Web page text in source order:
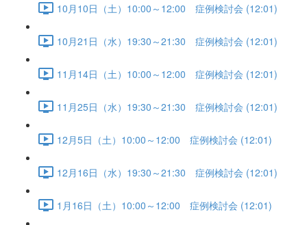
10月10日（土）10:00～12:00 症例検討会 (12:01)
10月21日（水）19:30～21:30 症例検討会 (12:01)
11月14日（土）10:00～12:00 症例検討会 (12:01)
11月25日（水）19:30～21:30 症例検討会 (12:01)
12月5日（土）10:00～12:00 症例検討会 (12:01)
12月16日（水）19:30～21:30 症例検討会 (12:01)
1月16日（土）10:00～12:00 症例検討会 (12:01)